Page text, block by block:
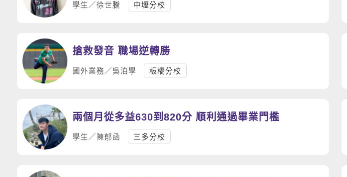
學生／徐世騰 中壢分校
搶救發音 職場逆轉勝
國外業務／吳泊學 板橋分校
兩個月從多益630到820分 順利通過畢業門檻
學生／陳郁函 三多分校